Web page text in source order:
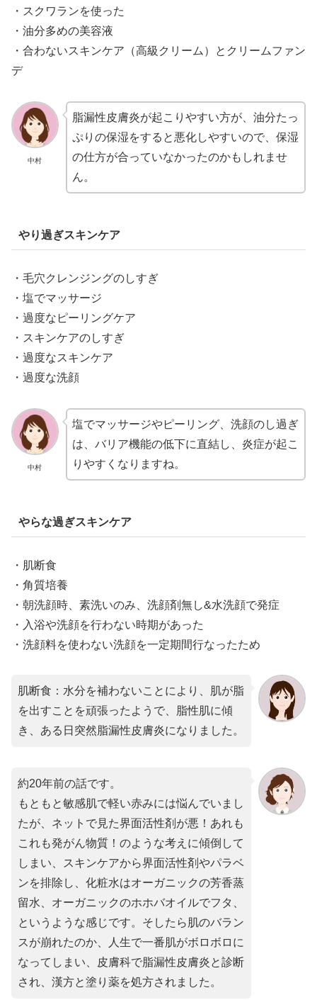
・スクワランを使った
・油分多めの美容液
・合わないスキンケア（高級クリーム）とクリームファン
デ
中村
脂漏性皮膚炎が起こりやすい方が、油分たっ
ぷりの保湿をすると悪化しやすいので、保湿
の仕方が合っていなかったのかもしれませ
ん。
やり過ぎスキンケア
・毛穴クレンジングのしすぎ
・塩でマッサージ
・過度なピーリングケア
・スキンケアのしすぎ
・過度なスキンケア
・過度な洗顔
中村
塩でマッサージやピーリング、洗顔のし過ぎ
は、バリア機能の低下に直結し、炎症が起こ
りやすくなりますね。
やらな過ぎスキンケア
・肌断食
・角質培養
・朝洗顔時、素洗いのみ、洗顔剤無し&水洗顔で発症
・入浴や洗顔を行わない時期があった
・洗顔料を使わない洗顔を一定期間行なったため
肌断食：水分を補わないことにより、肌が脂
を出すことを頑張ったようで、脂性肌に傾
き、ある日突然脂漏性皮膚炎になりました。
約20年前の話です。
もともと敏感肌で軽い赤みには悩んでいまし
たが、ネットで見た界面活性剤が悪！あれも
これも発がん物質！のような考えに傾倒して
しまい、スキンケアから界面活性剤やパラベ
ンを排除し、化粧水はオーガニックの芳香蒸
留水、オーガニックのホホバオイルでフタ、
というような感じです。そしたら肌のバラン
スが崩れたのか、人生で一番肌がボロボロに
なってしまい、皮膚科で脂漏性皮膚炎と診断
され、漢方と塗り薬を処方されました。